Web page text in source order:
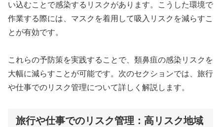
い込むことで感染するリスクがあります。こうした環境で
作業する際には、マスクを着用して吸入リスクを減らすこ
とが有効です。
これらの予防策を実践することで、類鼻疽の感染リスクを
大幅に減らすことが可能です。次のセクションでは、旅行
や仕事でのリスク管理について詳しく解説します。
旅行や仕事でのリスク管理：高リスク地域